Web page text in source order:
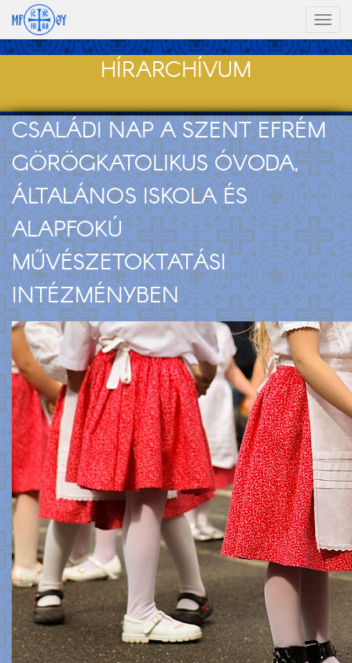
HÍRARCHÍVUM
CSALÁDI NAP A SZENT EFRÉM
GÖRÖGKATOLIKUS ÓVODA,
ÁLTALÁNOS ISKOLA ÉS
ALAPFOKÚ
MŰVÉSZETOKTATÁSI
INTÉZMÉNYBEN